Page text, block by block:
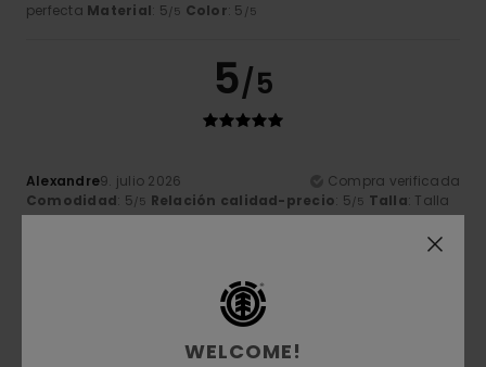
perfecta Material: 5/5 Color: 5 /5
5/5
Alexandre9. julio 2026
Compra verificada
Comodidad: 5/5 Relación calidad-precio: 5/5 Talla: Talla
5/5
WELCOME!